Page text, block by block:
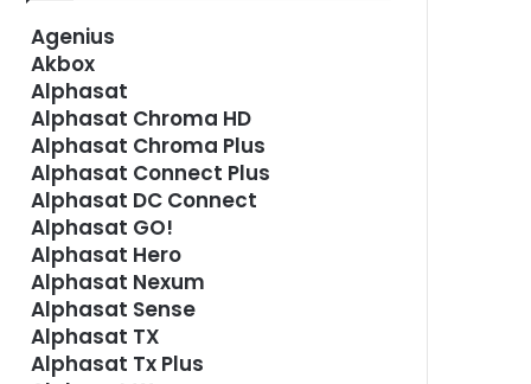
Agenius
Akbox
Alphasat
Alphasat Chroma HD
Alphasat Chroma Plus
Alphasat Connect Plus
Alphasat DC Connect
Alphasat GO!
Alphasat Hero
Alphasat Nexum
Alphasat Sense
Alphasat TX
Alphasat Tx Plus